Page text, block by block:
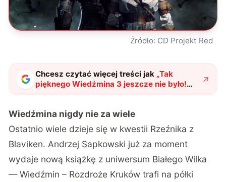
Źródło: CD Projekt Red
Chcesz czytać więcej treści jak „Tak
pięknego Wiedźmina 3 jeszcze nie było!
Tego moda poleca nawet CD Projekt Red"?
Wiedźmina nigdy nie za wiele
Ostatnio wiele dzieje się w kwestii Rzeźnika z
Blaviken. Andrzej Sapkowski już za moment
wydaje nową książkę z uniwersum Białego Wilka
—Wiedźmin – Rozdroże Kruków trafi na półki